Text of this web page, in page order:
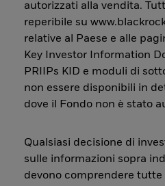
autorizzati alla vendita.
reperibile su
relative al Paese e alle
Key Investor Information
PRIIPs KID e moduli di
non essere disponibili in
dove il Fondo non è stato
Qualsiasi decisione di
sulle informazioni sopra
devono comprendere